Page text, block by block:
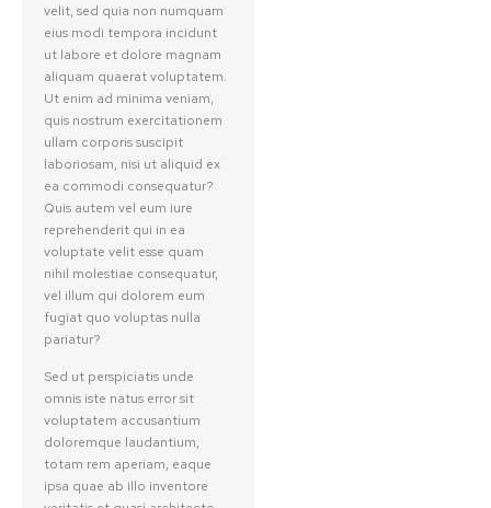
velit, sed quia non numquam
eius modi tempora incidunt
ut labore et dolore magnam
aliquam quaerat voluptatem.
Ut enim ad minima veniam,
quis nostrum exercitationem
ullam corporis suscipit
laboriosam, nisi ut aliquid ex
ea commodi consequatur?
Quis autem vel eum iure
reprehenderit qui in ea
voluptate velit esse quam
nihil molestiae consequatur,
vel illum qui dolorem eum
fugiat quo voluptas nulla
pariatur?
Sed ut perspiciatis unde
omnis iste natus error sit
voluptatem accusantium
doloremque laudantium,
totam rem aperiam, eaque
ipsa quae ab illo inventore